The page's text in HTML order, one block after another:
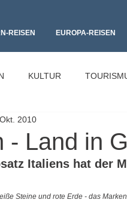
REISEN EUROPA-REISEN
KULTUR
- Land in
2010
Italiens hat der
Steine und rote Erde - das